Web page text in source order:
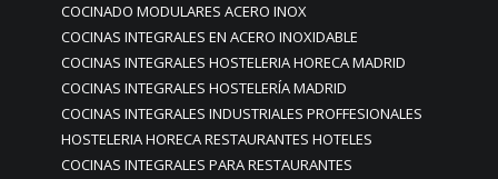
COCINADO MODULARES ACERO INOX
COCINAS INTEGRALES EN ACERO INOXIDABLE
COCINAS INTEGRALES HOSTELERIA HORECA MADRID
COCINAS INTEGRALES HOSTELERÍA MADRID
COCINAS INTEGRALES INDUSTRIALES PROFFESIONALES
HOSTELERIA HORECA RESTAURANTES HOTELES
COCINAS INTEGRALES PARA RESTAURANTES